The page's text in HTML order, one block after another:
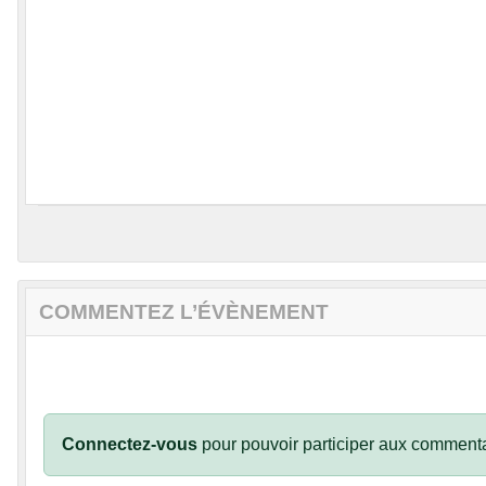
COMMENTEZ L’ÉVÈNEMENT
Connectez-vous pour pouvoir participer aux